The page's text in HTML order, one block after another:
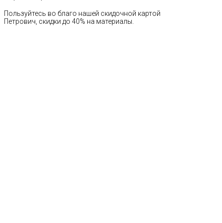
Пользуйтесь во благо нашей скидочной картой
Петрович, скидки до 40% на материалы.